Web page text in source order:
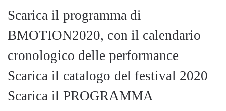
Scarica il programma di
BMOTION2020, con il calendario
cronologico delle performance
Scarica il catalogo del festival 2020
Scarica il PROGRAMMA